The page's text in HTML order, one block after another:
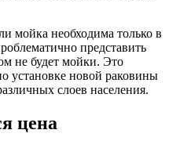
мойка необходима только в
представить
не будет мойки. Это
установке новой раковины
слоев населения.
цена